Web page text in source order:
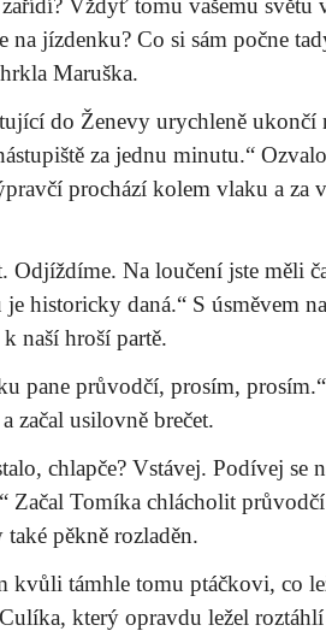
Vždyť tomu vašemu světu
na jízdenku? Co si sám počne
Maruška.
do Ženevy urychleně
za jednu minutu.“
prochází kolem vlaku a za
Odjíždíme. Na loučení jste měli
historicky daná.“ S úsměvem
naší hroší partě.
pane průvodčí, prosím,
začal usilovně brečet.
chlapče? Vstávej. Podívej se
Začal Tomíka chlácholit
také pěkně rozladěn.
kvůli támhle tomu ptáčkovi, co
který opravdu ležel